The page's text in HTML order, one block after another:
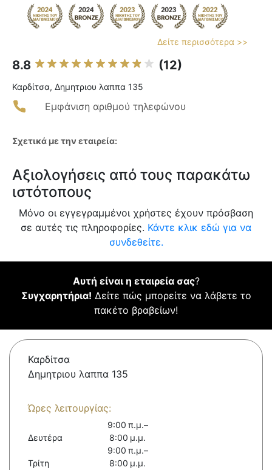
Δείτε περισσότερα >>
8.8 (12)
Καρδίτσα, Δημητριου λαππα 135
Εμφάνιση αριθμού τηλεφώνου
Σχετικά με την εταιρεία:
Αξιολογήσεις από τους παρακάτω
ιστότοπους
Μόνο οι εγγεγραμμένοι χρήστες έχουν πρόσβαση
σε αυτές τις πληροφορίες. Κάντε κλικ εδώ για να
συνδεθείτε.
Αυτή είναι η εταιρεία σας?
Συγχαρητήρια! Δείτε πώς μπορείτε να λάβετε το
πακέτο βραβείων!
Καρδίτσα
Δημητριου λαππα 135
Ώρες λειτουργίας:
Δευτέρα
9:00 π.μ.–
8:00 μ.μ.
Τρίτη
9:00 π.μ.–
8:00 μ.μ.